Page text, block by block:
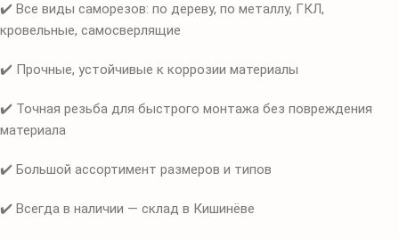
✔️ Все виды саморезов: по дереву, по металлу, ГКЛ,
кровельные, самосверлящие
✔️ Прочные, устойчивые к коррозии материалы
✔️ Точная резьба для быстрого монтажа без повреждения
материала
✔️ Большой ассортимент размеров и типов
✔️ Всегда в наличии — склад в Кишинёве